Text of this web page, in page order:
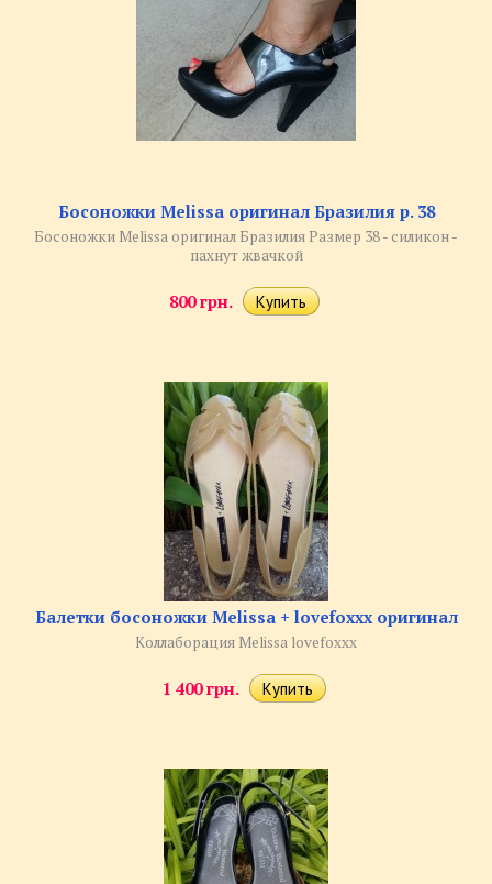
Босоножки Melissa оригинал Бразилия р. 38
Босоножки Melissa оригинал Бразилия Размер 38 - силикон -
пахнут жвачкой
800 грн.
Балетки босоножки Melissa + lovefoxxx оригинал
Коллаборация Melissa lovefoxxx
1 400 грн.